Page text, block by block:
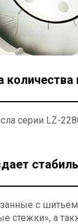
серии LZ-
с шитьем
стежки», а